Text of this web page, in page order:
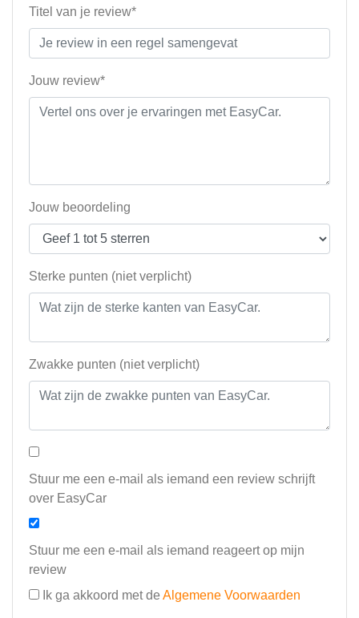
Titel van je review*
Jouw review*
Jouw beoordeling
Sterke punten (niet verplicht)
Zwakke punten (niet verplicht)
Stuur me een e-mail als iemand een review schrijft
over EasyCar
Stuur me een e-mail als iemand reageert op mijn
review
Ik ga akkoord met de Algemene Voorwaarden